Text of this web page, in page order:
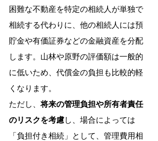
困難な不動産を特定の相続人が単独で
相続する代わりに、他の相続人には預
貯金や有価証券などの金融資産を分配
します。山林や原野の評価額は一般的
に低いため、代償金の負担も比較的軽
くなります。
ただし、将来の管理負担や所有者責任
のリスクを考慮し、場合によっては
「負担付き相続」として、管理費用相